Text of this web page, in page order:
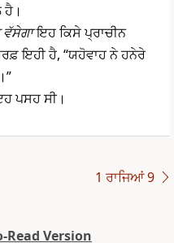
ਹੈ।
ਇਹ ਕਿਸੇ ਪ੍ਰਾਚੀਨ
ਇਹੀ ਹੈ, “ਯਹੋਵਾਹ ਨੇ ਹਨੇਰੇ
ਪਸਹ ਸੀ।
1 ਰਾਜਿਆਂ 9
Read Version